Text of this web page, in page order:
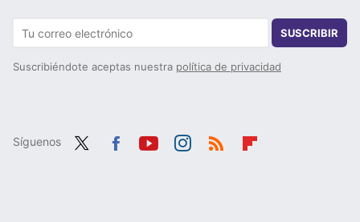
SUSCRIBIR
Suscribiéndote aceptas nuestra política de privacidad
Síguenos